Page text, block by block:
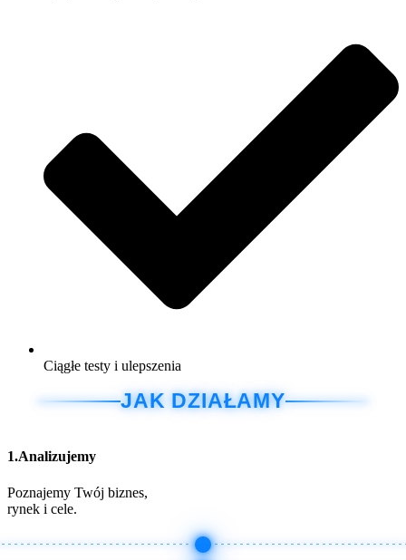
Ciągłe testy i ulepszenia
JAK DZIAŁAMY
1.Analizujemy
Poznajemy Twój biznes,
rynek i cele.